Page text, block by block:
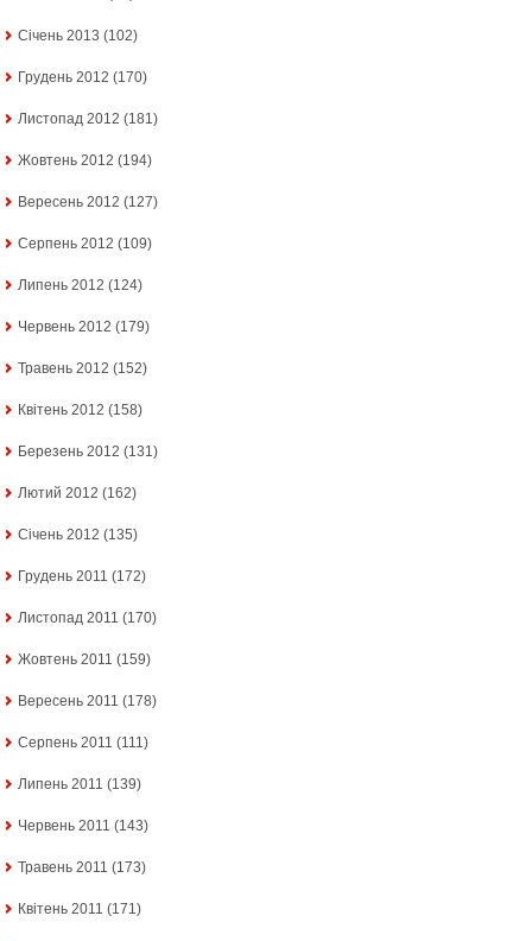
Січень 2013 (102)
Грудень 2012 (170)
Листопад 2012 (181)
Жовтень 2012 (194)
Вересень 2012 (127)
Серпень 2012 (109)
Липень 2012 (124)
Червень 2012 (179)
Травень 2012 (152)
Квітень 2012 (158)
Березень 2012 (131)
Лютий 2012 (162)
Січень 2012 (135)
Грудень 2011 (172)
Листопад 2011 (170)
Жовтень 2011 (159)
Вересень 2011 (178)
Серпень 2011 (111)
Липень 2011 (139)
Червень 2011 (143)
Травень 2011 (173)
Квітень 2011 (171)